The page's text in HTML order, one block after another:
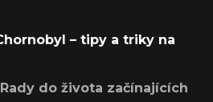
– tipy a triky na
do života začínajících